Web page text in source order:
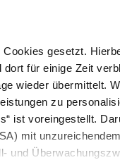
gesetzt.
für einige Zeit
wieder übermittelt.
zu
ist voreingestellt.
mit
und